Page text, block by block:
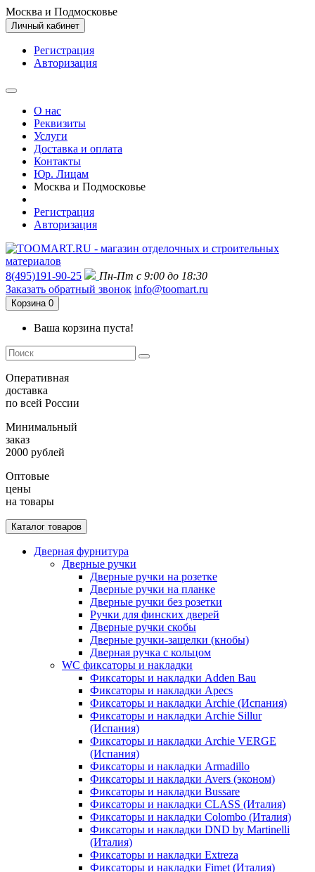
Москва и Подмосковье
Личный кабинет
Регистрация
Авторизация
О нас
Реквизиты
Услуги
Доставка и оплата
Контакты
Юр. Лицам
Москва и Подмосковье
Регистрация
Авторизация
8(495)191-90-25
Пн-Пт с 9:00 до 18:30
Заказать обратный звонок info@toomart.ru
Корзина 0
Ваша корзина пуста!
Оперативная
доставка
по всей России
Минимальный
заказ
2000 рублей
Оптовые
цены
на товары
Каталог товаров
Дверная фурнитура
Дверные ручки
Дверные ручки на розетке
Дверные ручки на планке
Дверные ручки без розетки
Ручки для финских дверей
Дверные ручки скобы
Дверные ручки-защелки (кнобы)
Дверная ручка с кольцом
WC фиксаторы и накладки
Фиксаторы и накладки Adden Bau
Фиксаторы и накладки Apecs
Фиксаторы и накладки Archie (Испания)
Фиксаторы и накладки Archie Sillur
(Испания)
Фиксаторы и накладки Archie VERGE
(Испания)
Фиксаторы и накладки Armadillo
Фиксаторы и накладки Avers (эконом)
Фиксаторы и накладки Bussare
Фиксаторы и накладки CLASS (Италия)
Фиксаторы и накладки Colombo (Италия)
Фиксаторы и накладки DND by Martinelli
(Италия)
Фиксаторы и накладки Extreza
Фиксаторы и накладки Fimet (Италия)